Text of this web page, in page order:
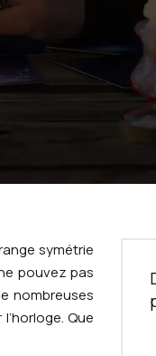
symétrie
pouvez pas
nombreuses
Que